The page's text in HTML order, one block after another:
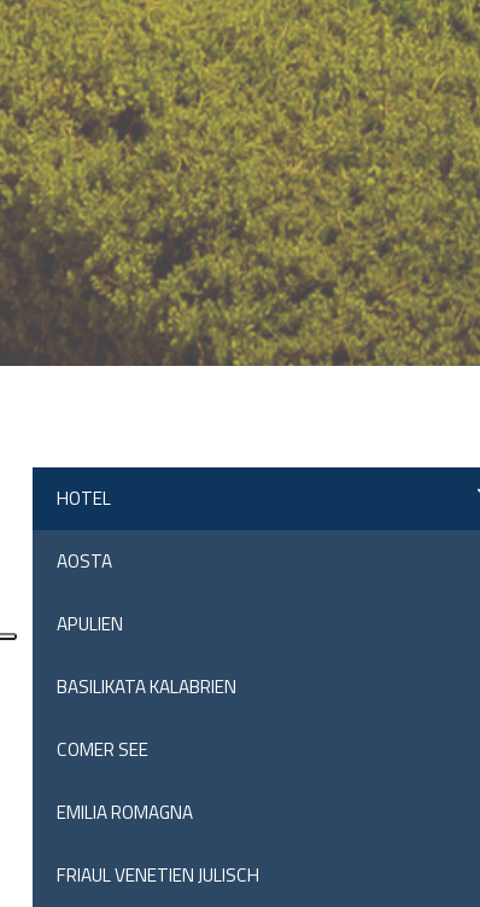
HOTEL
AOSTA
APULIEN
BASILIKATA KALABRIEN
COMER SEE
EMILIA ROMAGNA
FRIAUL VENETIEN JULISCH